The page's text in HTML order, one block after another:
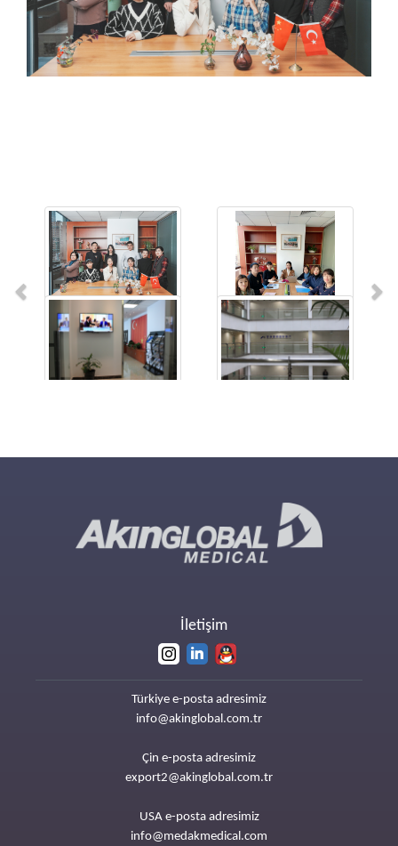
İletişim
Türkiye e-posta adresimiz
info@akinglobal.com.tr
Çin e-posta adresimiz
export2@akinglobal.com.tr
USA e-posta adresimiz
info@medakmedical.com